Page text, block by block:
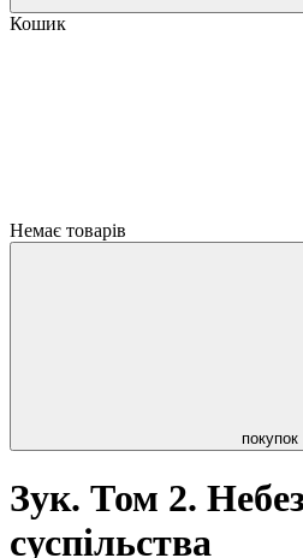
Кошик
Немає товарів
покупок
Зук. Том 2.
суспільства